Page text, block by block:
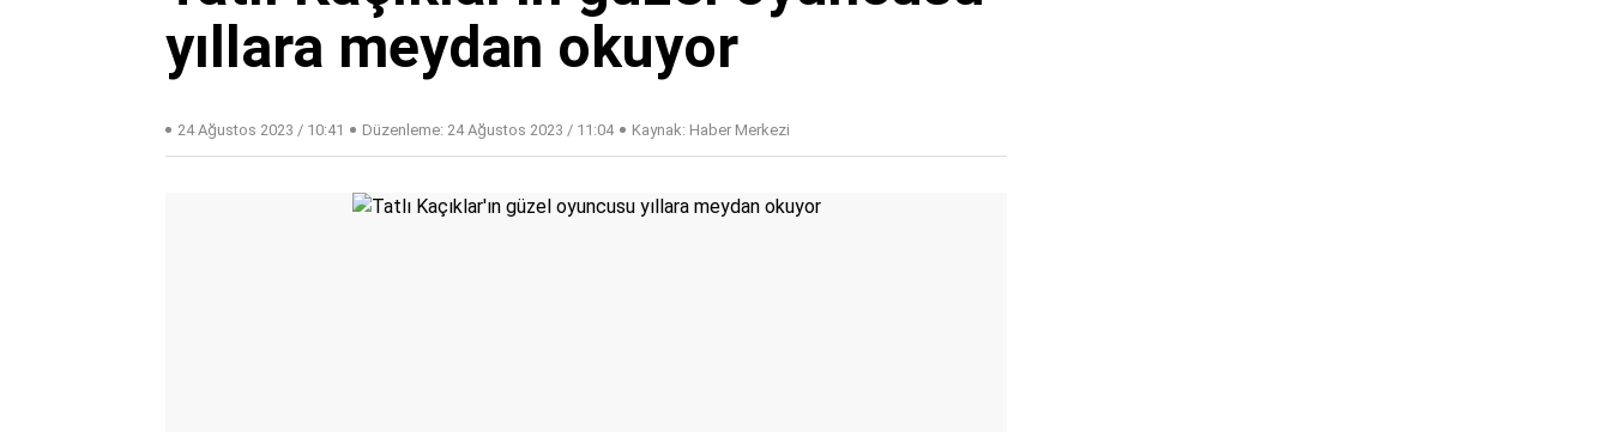
yıllara meydan okuyor
24 Ağustos 2023 / 10:41 Düzenleme: 24 Ağustos 2023 / 11:04 Kaynak: Haber Merkezi